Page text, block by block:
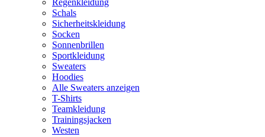
Regenkleidung
Schals
Sicherheitskleidung
Socken
Sonnenbrillen
Sportkleidung
Sweaters
Hoodies
Alle Sweaters anzeigen
T-Shirts
Teamkleidung
Trainingsjacken
Westen